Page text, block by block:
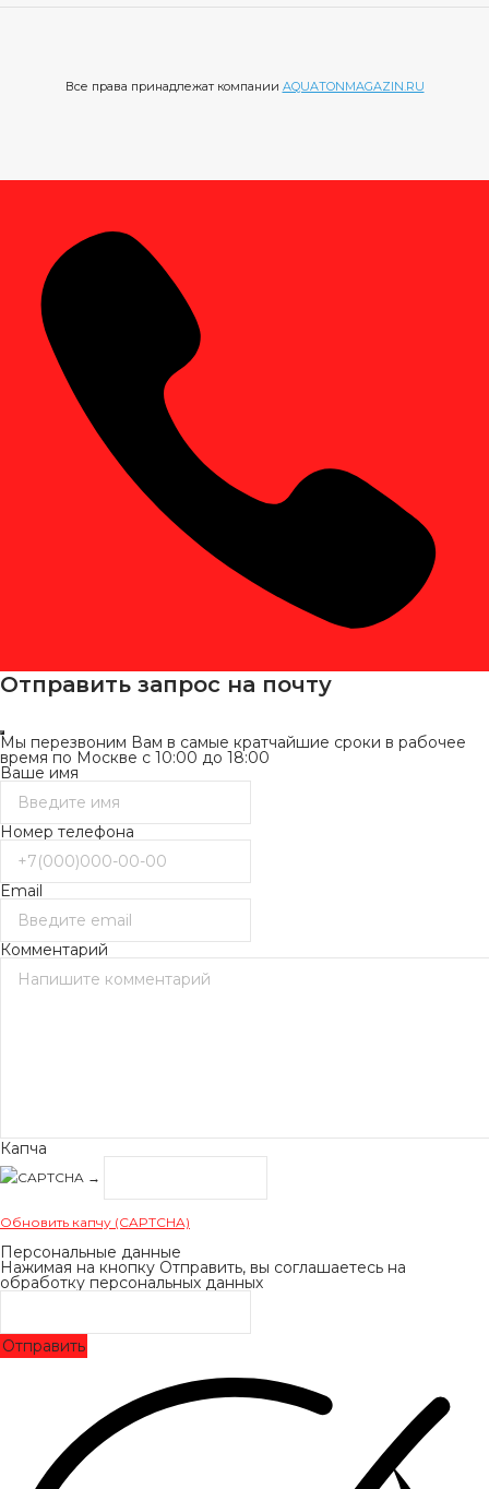
Все права принадлежат компании AQUATONMAGAZIN.RU
Отправить запрос на почту
Мы перезвоним Вам в самые кратчайшие сроки в рабочее
время по Москве с 10:00 до 18:00
Ваше имя
Номер телефона
Email
Комментарий
Капча
→
Обновить капчу (CAPTCHA)
Персональные данные
Нажимая на кнопку Отправить, вы соглашаетесь на
обработку персональных данных
Отправить